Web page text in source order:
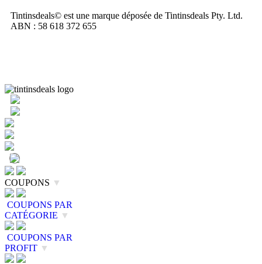
Tintinsdeals© est une marque déposée de Tintinsdeals Pty. Ltd.
ABN : 58 618 372 655
COUPONS ▼
COUPONS PAR
CATÉGORIE ▼
COUPONS PAR
PROFIT ▼